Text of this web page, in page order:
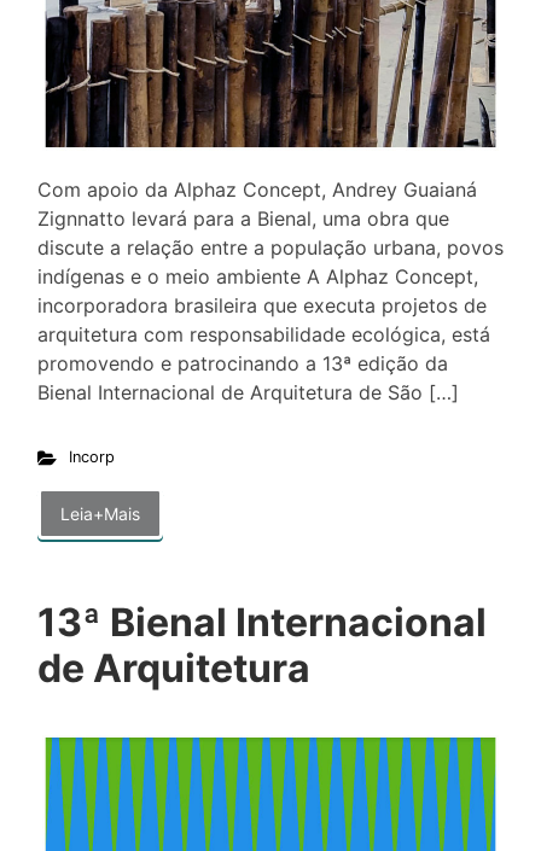
Com apoio da Alphaz Concept, Andrey Guaianá
Zignnatto levará para a Bienal, uma obra que
discute a relação entre a população urbana, povos
indígenas e o meio ambiente A Alphaz Concept,
incorporadora brasileira que executa projetos de
arquitetura com responsabilidade ecológica, está
promovendo e patrocinando a 13ª edição da
Bienal Internacional de Arquitetura de São […]
Incorp
Leia+Mais
13ª Bienal Internacional
de Arquitetura